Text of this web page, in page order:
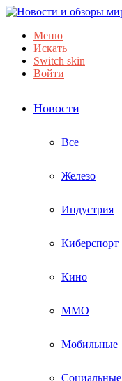
Меню
Искать
Switch skin
Войти
Новости
Все
Железо
Индустрия
Киберспорт
Кино
ММО
Мобильные
Социальные